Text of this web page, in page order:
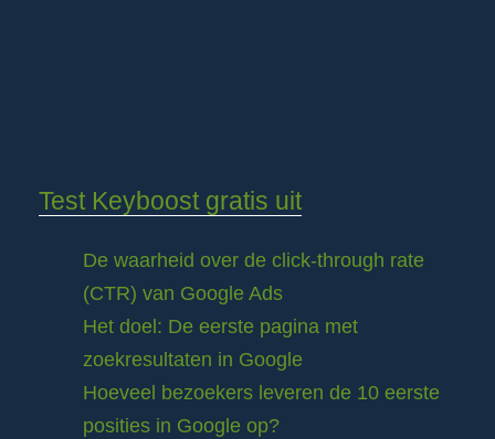
Test Keyboost gratis uit
De waarheid over de click-through rate
(CTR) van Google Ads
Het doel: De eerste pagina met
zoekresultaten in Google
Hoeveel bezoekers leveren de 10 eerste
posities in Google op?